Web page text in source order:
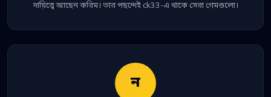
দায়িত্বে আছেন করিম। তার পছন্দেই ck33-এ থাকে সেরা গেমগুলো।
ন